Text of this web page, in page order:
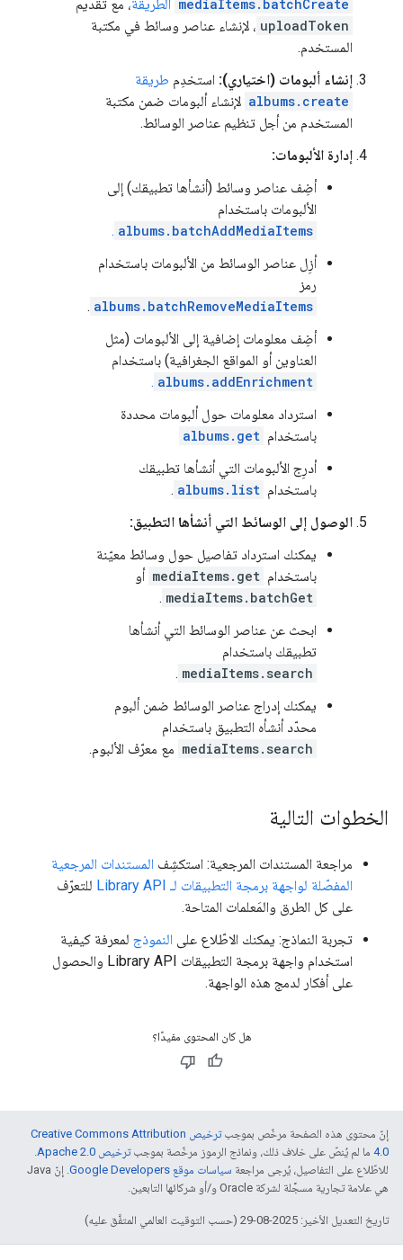
mediaItems.batchCreate الطريقة، مع تقديم
uploadToken ، لإنشاء عناصر وسائط في مكتبة
المستخدم.
إنشاء ألبومات (اختياري): استخدِم طريقة
albums.create لإنشاء ألبومات ضمن مكتبة
المستخدم من أجل تنظيم عناصر الوسائط.
إدارة الألبومات:
أضِف عناصر وسائط (أنشأها تطبيقك) إلى
الألبومات باستخدام
albums.batchAddMediaItems
.
أزِل عناصر الوسائط من الألبومات باستخدام
رمز
albums.batchRemoveMediaItems
.
أضِف معلومات إضافية إلى الألبومات (مثل
العناوين أو المواقع الجغرافية) باستخدام
albums.addEnrichment
.
استرداد معلومات حول ألبومات محددة
باستخدام albums.get
أدرِج الألبومات التي أنشأها تطبيقك
باستخدام albums.list
.
الوصول إلى الوسائط التي أنشأها التطبيق:
يمكنك استرداد تفاصيل حول وسائط معيّنة
باستخدام mediaItems.get أو
mediaItems.batchGet
.
ابحث عن عناصر الوسائط التي أنشأها
تطبيقك باستخدام
mediaItems.search
.
يمكنك إدراج عناصر الوسائط ضمن ألبوم
محدّد أنشأه التطبيق باستخدام ‎
mediaItems.search مع معرّف الألبوم.
الخطوات التالية
مراجعة المستندات المرجعية: استكشِف المستندات المرجعية
المفصّلة لواجهة برمجة التطبيقات لـ Library API
للتعرّف
على كل الطرق والمَعلمات المتاحة.
تجربة النماذج: يمكنك الاطّلاع على النموذج لمعرفة كيفية
استخدام واجهة برمجة التطبيقات Library API والحصول
على أفكار لدمج هذه الواجهة.
هل كان المحتوى مفيدًا؟
إنّ محتوى هذه الصفحة مرخّص بموجب
ترخيص Creative Commons Attribution
4.0‏ ما لم يُنصّ على خلاف ذلك، ونماذج الرموز مرخّصة بموجبترخيص Apache 2.0‏
.
للاطّلاع على التفاصيل، يُرجى مراجعة سياسات موقع Google Developers‏
. إنّ Java
هي علامة تجارية مسجَّلة لشركة Oracle و/أو شركائها التابعين.
تاريخ التعديل الأخير: 2025-08-29 (حسب التوقيت العالمي المتفَّق عليه)